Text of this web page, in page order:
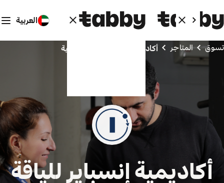
العربية
تسوق المتاجر أكاديمية إنسباير للياقة البدنية
أكاديمية إنسباير للياقة